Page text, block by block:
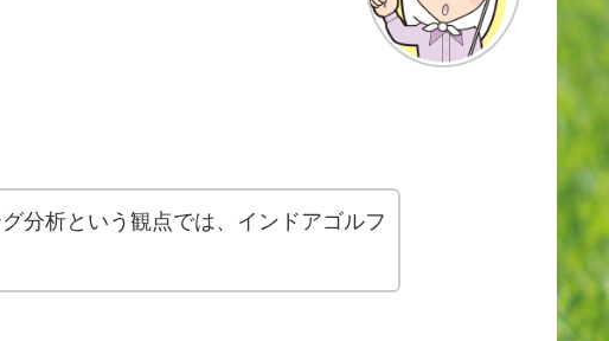
分析という観点では、インドアゴルフ